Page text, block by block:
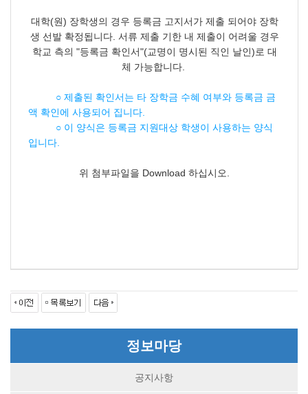
대학(원) 장학생의 경우 등록금 고지서가 제출 되어야 장학
생 선발 확정됩니다. 서류 제출 기한 내 제출이 어려울 경우
학교 측의 "등록금 확인서"(교명이 명시된 직인 날인)로 대
체 가능합니다.
○ 제출된 확인서는 타 장학금 수혜 여부와 등록금 금
액 확인에 사용되어 집니다.
○ 이 양식은 등록금 지원대상 학생이 사용하는 양식
입니다.
위 첨부파일을 Download 하십시오.
정보마당
공지사항